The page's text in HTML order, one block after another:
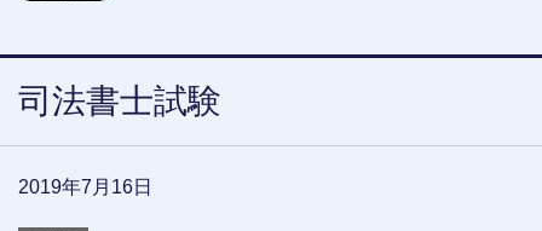
司法書士試験
2019年7月16日